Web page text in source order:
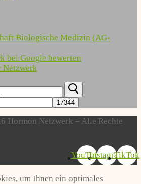
Biologische Medizin (AG-
bei Google bewerten
Netzwerk
Hormon Netzwerk – Alle Rechte
YouTubeInstagramTikTok
um Ihnen ein optimales